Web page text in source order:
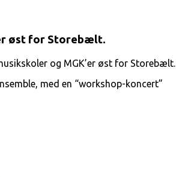
øst for Storebælt.
og MGK’er øst for Storebælt.
med en “workshop-koncert”